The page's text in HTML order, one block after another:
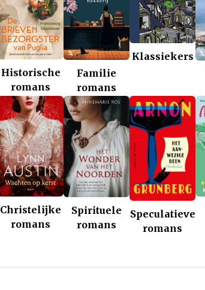
Historische
romans
Familie
romans
Klassiekers
Christelijke
romans
Spirituele
romans
Speculatieve
romans